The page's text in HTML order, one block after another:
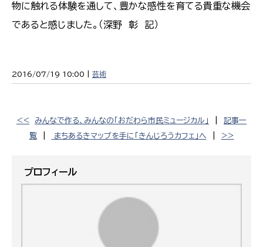
物に触れる体験を通して、豊かな感性を育てる貴重な機会
であると感じました。（深野 彰 記）
2016/07/19 10:00 | 芸術
<< みんなで作る、みんなの「おだわら市民ミュージカル」
記事一
覧| まちあるきマップを手に「きんじろうカフェ」へ >>
プロフィール